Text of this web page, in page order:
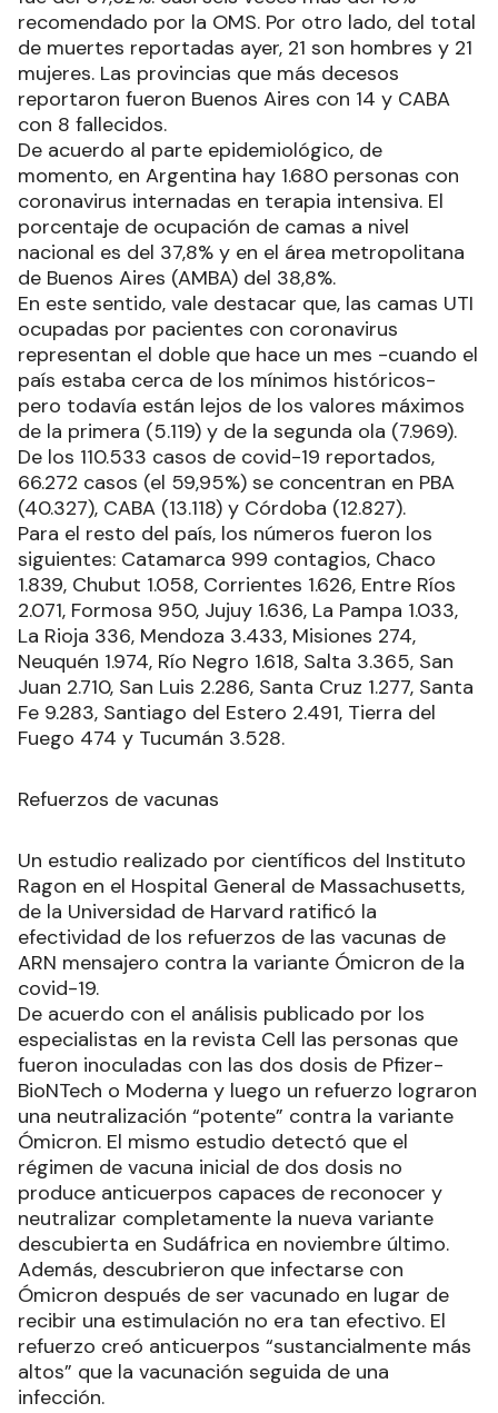
recomendado por la OMS. Por otro lado, del total
de muertes reportadas ayer, 21 son hombres y 21
mujeres. Las provincias que más decesos
reportaron fueron Buenos Aires con 14 y CABA
con 8 fallecidos.
De acuerdo al parte epidemiológico, de
momento, en Argentina hay 1.680 personas con
coronavirus internadas en terapia intensiva. El
porcentaje de ocupación de camas a nivel
nacional es del 37,8% y en el área metropolitana
de Buenos Aires (AMBA) del 38,8%.
En este sentido, vale destacar que, las camas UTI
ocupadas por pacientes con coronavirus
representan el doble que hace un mes -cuando el
país estaba cerca de los mínimos históricos-
pero todavía están lejos de los valores máximos
de la primera (5.119) y de la segunda ola (7.969).
De los 110.533 casos de covid-19 reportados,
66.272 casos (el 59,95%) se concentran en PBA
(40.327), CABA (13.118) y Córdoba (12.827).
Para el resto del país, los números fueron los
siguientes: Catamarca 999 contagios, Chaco
1.839, Chubut 1.058, Corrientes 1.626, Entre Ríos
2.071, Formosa 950, Jujuy 1.636, La Pampa 1.033,
La Rioja 336, Mendoza 3.433, Misiones 274,
Neuquén 1.974, Río Negro 1.618, Salta 3.365, San
Juan 2.710, San Luis 2.286, Santa Cruz 1.277, Santa
Fe 9.283, Santiago del Estero 2.491, Tierra del
Fuego 474 y Tucumán 3.528.
Refuerzos de vacunas
Un estudio realizado por científicos del Instituto
Ragon en el Hospital General de Massachusetts,
de la Universidad de Harvard ratificó la
efectividad de los refuerzos de las vacunas de
ARN mensajero contra la variante Ómicron de la
covid-19.
De acuerdo con el análisis publicado por los
especialistas en la revista Cell las personas que
fueron inoculadas con las dos dosis de Pfizer-
BioNTech o Moderna y luego un refuerzo lograron
una neutralización “potente” contra la variante
Ómicron. El mismo estudio detectó que el
régimen de vacuna inicial de dos dosis no
produce anticuerpos capaces de reconocer y
neutralizar completamente la nueva variante
descubierta en Sudáfrica en noviembre último.
Además, descubrieron que infectarse con
Ómicron después de ser vacunado en lugar de
recibir una estimulación no era tan efectivo. El
refuerzo creó anticuerpos “sustancialmente más
altos” que la vacunación seguida de una
infección.